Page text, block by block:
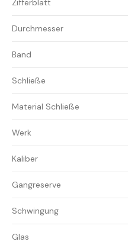
Zifferblatt
Durchmesser
Band
Schließe
Material Schließe
Werk
Kaliber
Gangreserve
Schwingung
Glas